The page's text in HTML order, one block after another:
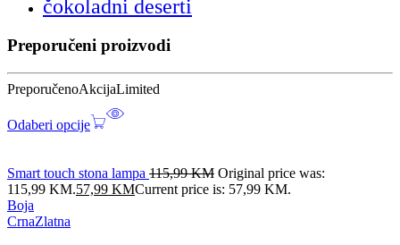
čokoladni deserti
Preporučeni proizvodi
PreporučenoAkcijaLimited
Odaberi opcije
Smart touch stona lampa 115,99KM Original price was:
115,99 KM.57,99 KMCurrent price is: 57,99 KM.
Boja
CrnaZlatna